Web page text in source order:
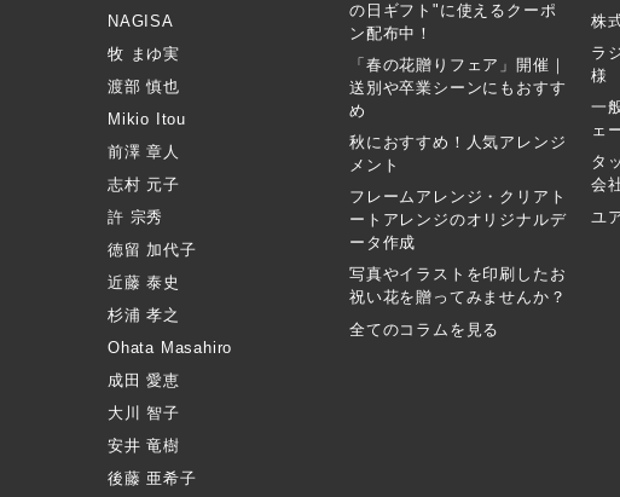
NAGISA
牧 まゆ実
渡部 慎也
Mikio Itou
前澤 章人
志村 元子
許 宗秀
徳留 加代子
近藤 泰史
杉浦 孝之
Ohata Masahiro
成田 愛恵
大川 智子
安井 竜樹
後藤 亜希子
の日ギフト"に使えるクーポ
ン配布中！
「春の花贈りフェア」開催｜
送別や卒業シーンにもおすす
め
秋におすすめ！人気アレンジ
メント
フレームアレンジ・クリアト
ートアレンジのオリジナルデ
ータ作成
写真やイラストを印刷したお
祝い花を贈ってみませんか？
全てのコラムを見る
株
ラ
様
一
ェ
タ
会
ユ